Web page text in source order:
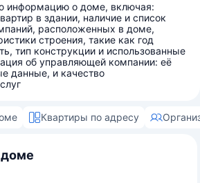
информацию о доме, включая:
в здании, наличие и список
расположенных в доме,
строения, такие как год
тип конструкции и использованные
об управляющей компании: её
данные, и качество
Квартиры по адресу